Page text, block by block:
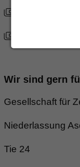
Wir sind gern
Gesellschaft für
Niederlassung
Tie 24